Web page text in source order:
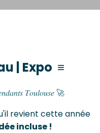
| Expo ≡
𝑇𝑜𝑢𝑙𝑜𝑢𝑠𝑒 🚀
revient cette année
incluse !